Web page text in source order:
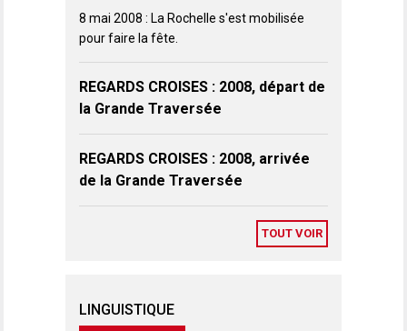
8 mai 2008 : La Rochelle s'est mobilisée
pour faire la fête.
REGARDS CROISES : 2008, départ de
la Grande Traversée
REGARDS CROISES : 2008, arrivée
de la Grande Traversée
TOUT VOIR
LINGUISTIQUE